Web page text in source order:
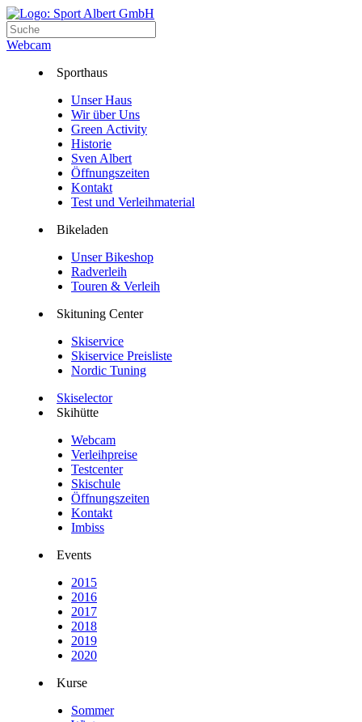
Webcam
Sporthaus
Unser Haus
Wir über Uns
Green Activity
Historie
Sven Albert
Öffnungszeiten
Kontakt
Test und Verleihmaterial
Bikeladen
Unser Bikeshop
Radverleih
Touren & Verleih
Skituning Center
Skiservice
Skiservice Preisliste
Nordic Tuning
Skiselector
Skihütte
Webcam
Verleihpreise
Testcenter
Skischule
Öffnungszeiten
Kontakt
Imbiss
Events
2015
2016
2017
2018
2019
2020
Kurse
Sommer